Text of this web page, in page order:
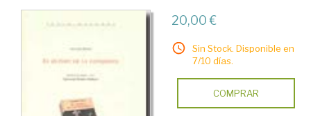
20,00 €
Sin Stock. Disponible en
7/10 días.
COMPRAR